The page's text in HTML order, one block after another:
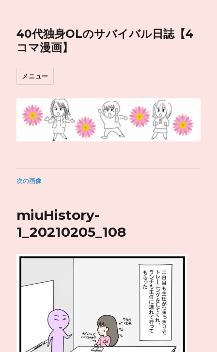
40代独身OLのサバイバル日誌【4
コマ漫画】
メニュー
次の画像
miuHistory-
1_20210205_108